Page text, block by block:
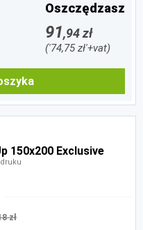
Oszczędzasz
91,94 zł
('74,75 zł'+vat)
150x200 Exclusive
zł